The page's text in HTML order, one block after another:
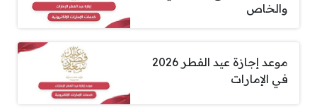
والخاص
موعد إجازة عيد الفطر 2026
في الإمارات